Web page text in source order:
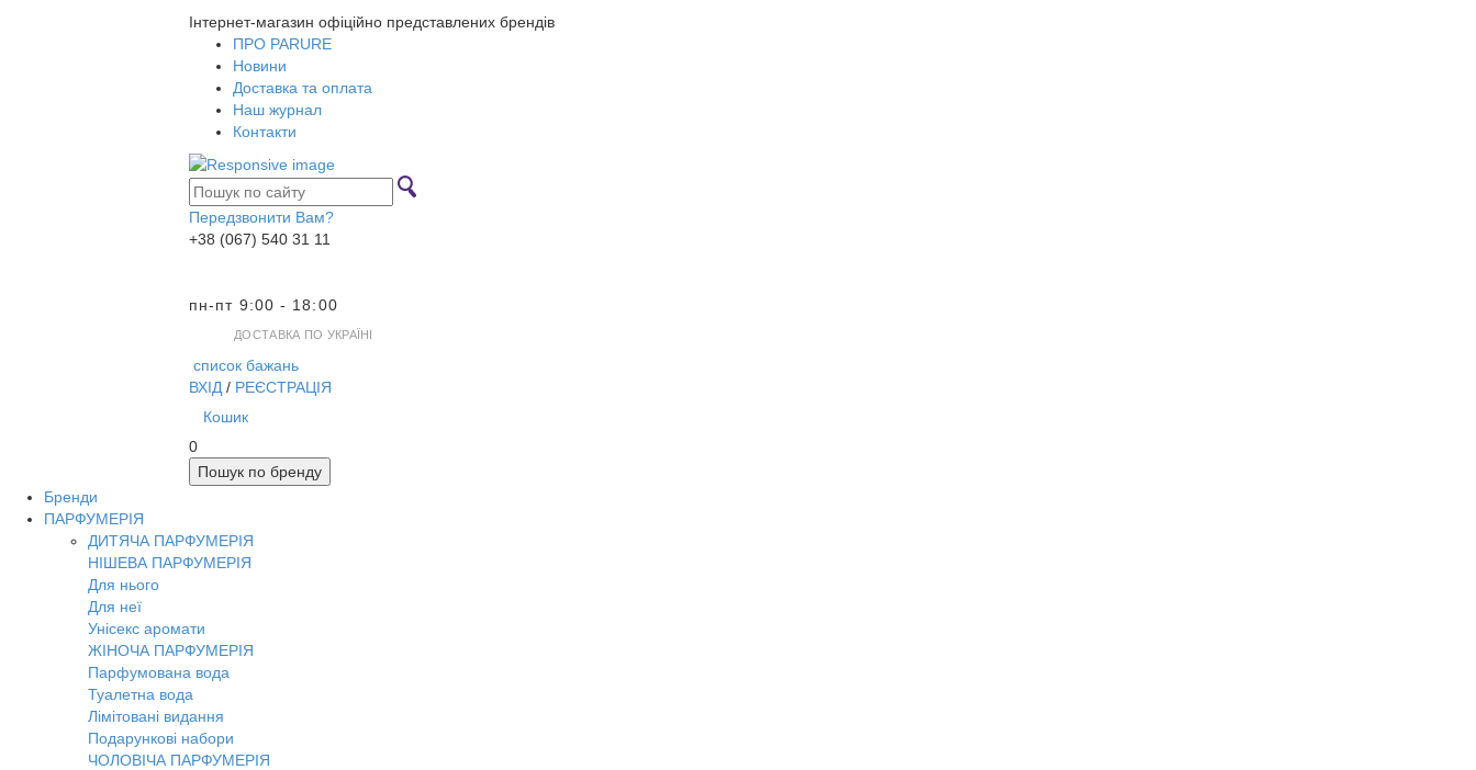
Інтернет-магазин офіційно представлених брендів
ПРО PARURE
Новини
Доставка та оплата
Наш журнал
Контакти
Передзвонити Вам?
+38 (067) 540 31 11
пн-пт 9:00 - 18:00
ДОСТАВКА ПО УКРАЇНІ
список бажань
ВХІД / РЕЄСТРАЦІЯ
Кошик
0
Пошук по бренду
Бренди
ПАРФУМЕРІЯ
ДИТЯЧА ПАРФУМЕРІЯ
НІШЕВА ПАРФУМЕРІЯ
Для нього
Для неї
Унісекс аромати
ЖІНОЧА ПАРФУМЕРІЯ
Парфумована вода
Туалетна вода
Лімітовані видання
Подарункові набори
ЧОЛОВІЧА ПАРФУМЕРІЯ